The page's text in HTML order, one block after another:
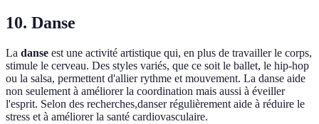
10. Danse
La danse est une activité artistique qui, en plus de travailler le corps,
stimule le cerveau. Des styles variés, que ce soit le ballet, le hip-hop
ou la salsa, permettent d'allier rythme et mouvement. La danse aide
non seulement à améliorer la coordination mais aussi à éveiller
l'esprit. Selon des recherches,danser régulièrement aide à réduire le
stress et à améliorer la santé cardiovasculaire.